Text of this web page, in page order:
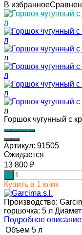
В избранное
Горшок чугунный с
Артикул: 91505
Ожидается
13 800 ₽
Купить в 1 клик
Производство:
горшочка: 5 л
Подробное описание
Объем 5 л